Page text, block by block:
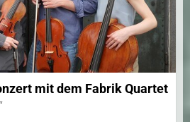
mit dem Fabrik Quartet